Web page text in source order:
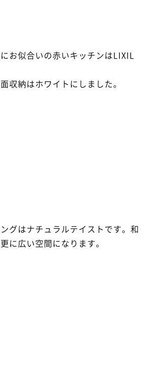
お似合いの赤いキッチンはLIXIL
収納はホワイトにしました。
グはナチュラルテイストです。和
に広い空間になります。